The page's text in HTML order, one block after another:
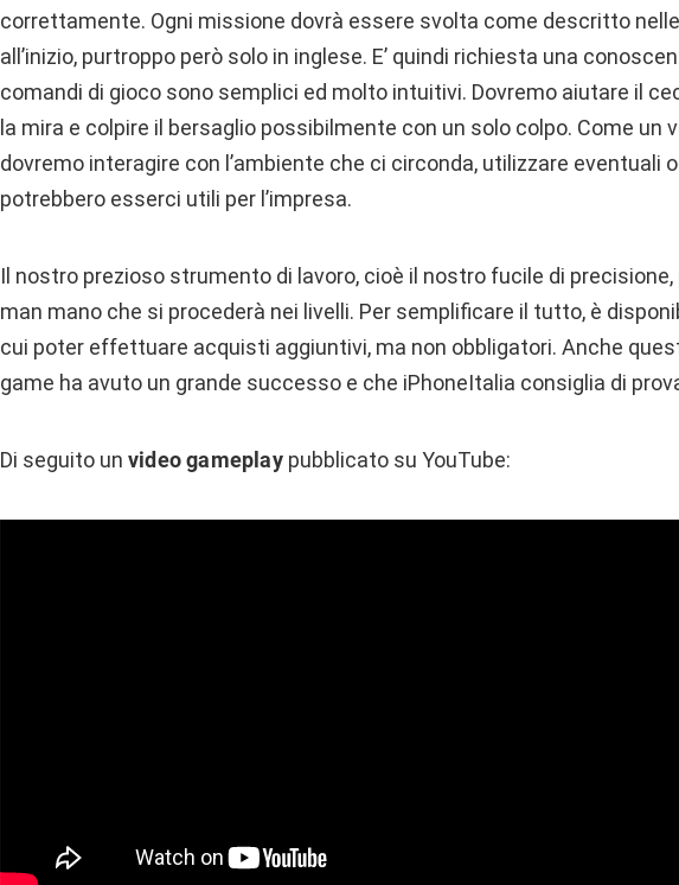
correttamente. Ogni missione dovrà essere svolta come descritto
all’inizio, purtroppo però solo in inglese. E’ quindi richiesta una
comandi di gioco sono semplici ed molto intuitivi. Dovremo aiutare il
la mira e colpire il bersaglio possibilmente con un solo colpo. Come un
dovremo interagire con l’ambiente che ci circonda, utilizzare eventuali
potrebbero esserci utili per l’impresa.
Il nostro prezioso strumento di lavoro, cioè il nostro fucile di
man mano che si procederà nei livelli. Per semplificare il tutto, è
cui poter effettuare acquisti aggiuntivi, ma non obbligatori. Anche
game ha avuto un grande successo e che iPhoneItalia consiglia di
Di seguito un video gameplaypubblicato su YouTube: